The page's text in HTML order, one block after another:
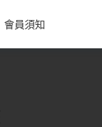
會員須知